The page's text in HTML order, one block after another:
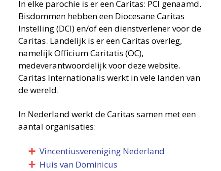
In elke parochie is er een Caritas: PCI genaamd.
Bisdommen hebben een Diocesane Caritas
Instelling (DCI) en/of een dienstverlener voor de
Caritas. Landelijk is er een Caritas overleg,
namelijk Officium Caritatis (OC),
medeverantwoordelijk voor deze website.
Caritas Internationalis werkt in vele landen van
de wereld.
In Nederland werkt de Caritas samen met een
aantal organisaties:
Vincentiusvereniging Nederland
Huis van Dominicus